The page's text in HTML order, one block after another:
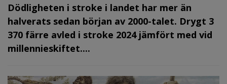
Dödligheten i stroke i landet har mer än
halverats sedan början av 2000-talet. Drygt 3
370 färre avled i stroke 2024 jämfört med vid
millennieskiftet....